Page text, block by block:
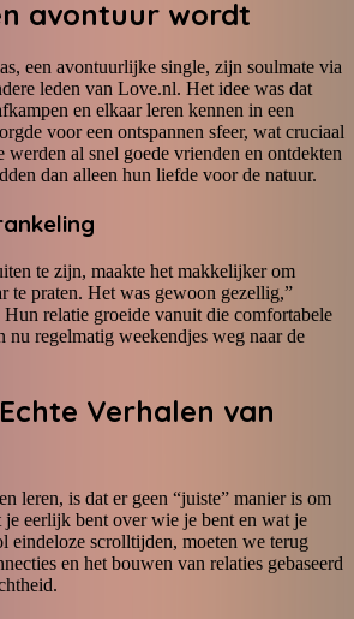
avontuur wordt
een avontuurlijke single, zijn soulmate via
leden van Love.nl. Het idee was dat
en elkaar leren kennen in een
voor een ontspannen sfeer, wat cruciaal
werden al snel goede vrienden en ontdekten
dan alleen hun liefde voor de natuur.
te zijn, maakte het makkelijker om
te praten. Het was gewoon gezellig,”
relatie groeide vanuit die comfortabele
nu regelmatig weekendjes weg naar de
Verhalen van
leren, is dat er geen “juiste” manier is om
je eerlijk bent over wie je bent en wat je
eindeloze scrolltijden, moeten we terug
en het bouwen van relaties gebaseerd